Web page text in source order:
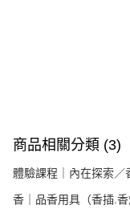
商品相關分類 (3)
體驗課程｜內在探索／
香｜品香用具（香插.香